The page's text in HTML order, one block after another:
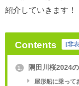
紹介していきます！
Contents 非
1. 隅田川桜2024
屋形船に乗って